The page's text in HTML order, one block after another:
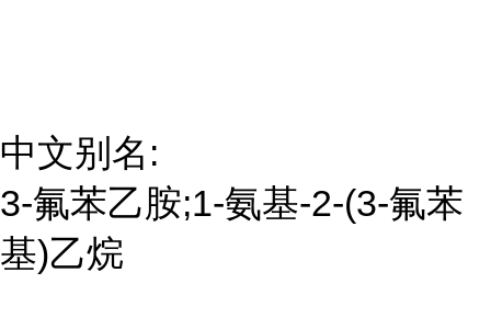
中文别名:
3-氟苯乙胺;1-氨基-2-(3-氟苯
基)乙烷